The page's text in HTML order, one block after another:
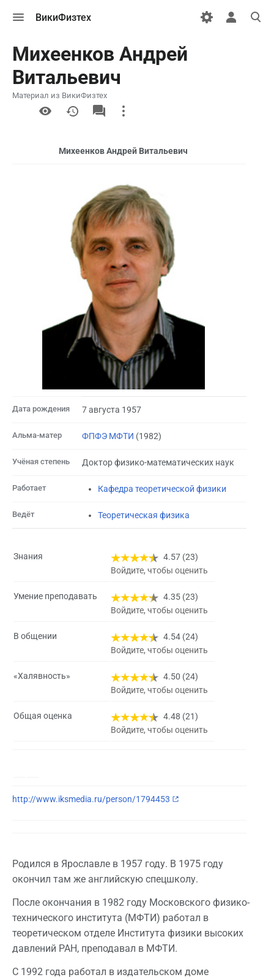
меню
ВикиФизтех
Открыть
поиск
Михеенков Андрей
Витальевич
Материал из ВикиФизтех
More
actions
Михеенков Андрей Витальевич
Дата рождения 7 августа 1957
Альма-матер ФПФЭ МФТИ (1982)
Учёная степень Доктор физико-математических наук
Работает Кафедра теоретической физики
Ведёт Теоретическая физика
Знания
4.57 (23)
Войдите, чтобы оценить
Умение преподавать
4.35 (23)
Войдите, чтобы оценить
В общении
4.54 (24)
Войдите, чтобы оценить
«Халявность»
4.50 (24)
Войдите, чтобы оценить
Общая оценка
4.48 (21)
Войдите, чтобы оценить
http://www.iksmedia.ru/person/1794453
Родился в Ярославле в 1957 году. В 1975 году
окончил там же английскую спецшколу.
После окончания в 1982 году Московского физико-
технического института (МФТИ) работал в
теоретическом отделе Института физики высоких
давлений РАН, преподавал в МФТИ.
С 1992 года работал в издательском доме